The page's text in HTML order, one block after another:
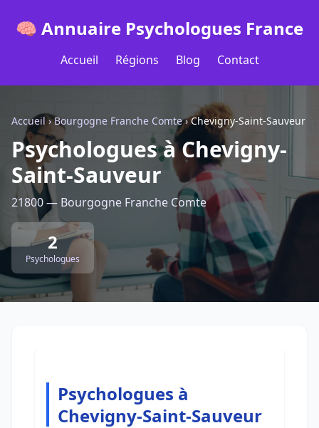
🧠 Annuaire Psychologues France
Accueil Régions Blog Contact
Accueil ›Bourgogne Franche Comte›Chevigny-Saint-Sauveur
Psychologues à Chevigny-
Saint-Sauveur
21800 — Bourgogne Franche Comte
2
Psychologues
Psychologues à
Chevigny-Saint-Sauveur